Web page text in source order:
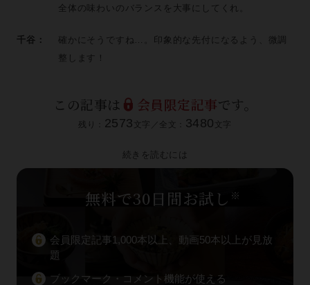
全体の味わいのバランスを大事にしてくれ。
千谷：
確かにそうですね…。印象的な先付になるよう、微調
整します！
この記事は 会員限定記事です。
残り： 2573 文字／全文： 3480 文字
続きを読むには
無料で30日間お試し ※
会員限定記事1,000本以上、動画50本以上が見放
題
ブックマーク・コメント機能が使える